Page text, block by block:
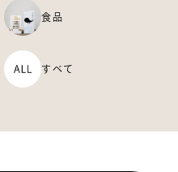
食品
すべて